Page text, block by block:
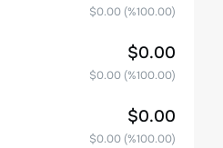
$0.00(%100.00)
$0.00
$0.00(%100.00)
$0.00
$0.00(%100.00)